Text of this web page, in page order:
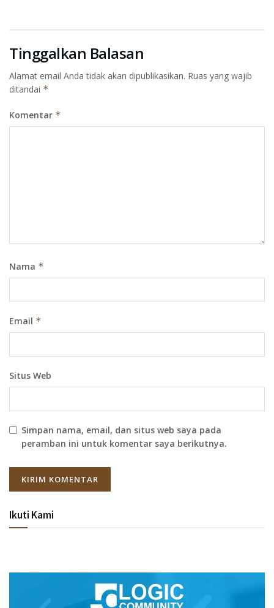
Tinggalkan Balasan
Alamat email Anda tidak akan dipublikasikan. Ruas yang wajib
ditandai *
Komentar *
Nama *
Email *
Situs Web
Simpan nama, email, dan situs web saya pada
peramban ini untuk komentar saya berikutnya.
Ikuti Kami